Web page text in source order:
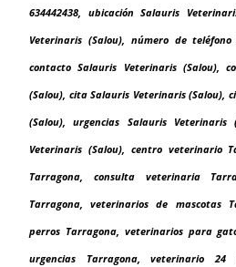
634442438, ubicación Salauris
Veterinaris (Salou), número de
contacto Salauris Veterinaris (Salou),
(Salou), cita Salauris Veterinaris (Salou),
(Salou), urgencias Salauris Veterinaris
Veterinaris (Salou), centro veterinario
Tarragona, consulta veterinaria
Tarragona, veterinarios de mascotas
perros Tarragona, veterinarios para
urgencias Tarragona, veterinario 24